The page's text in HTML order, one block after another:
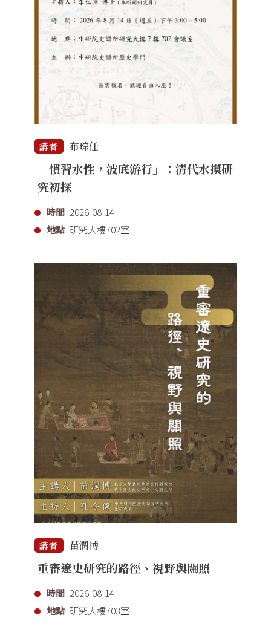
講者 布琮任
「慣習水性，波底游行」：清代水摸研
究初探
時間 2026-08-14
地點 研究大樓702室
講者 苗潤博
重審遼史研究的路徑、視野與關照
時間 2026-08-14
地點 研究大樓703室